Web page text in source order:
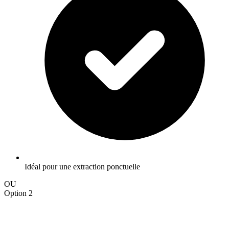
Idéal pour une extraction ponctuelle
OU
Option 2